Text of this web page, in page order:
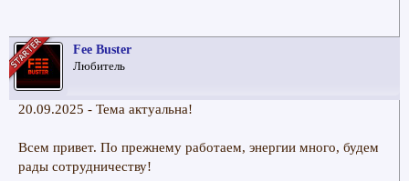
Fee Buster
Любитель
20.09.2025 - Тема актуальна!
Всем привет. По прежнему работаем, энергии много, будем
рады сотрудничеству!